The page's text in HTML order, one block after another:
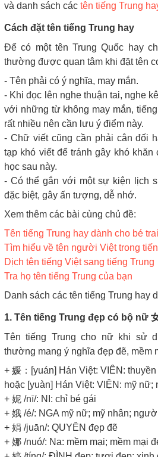
và danh sách các tên tiếng Trung
Cách đặt tên tiếng Trung hay
Để có một tên Trung Quốc hay
thường được quan tâm khi đặt tên
- Tên phải có ý nghĩa, may mắn.
- Khi đọc lên nghe thuận tai, nghe
với những từ không may mắn,
rất nhiều nên cần lưu ý điểm này.
- Chữ viết cũng cần phải cân đối
tạp khó viết để tránh gây khó
học sau này.
- Có thể gắn với một sự kiện lịch
đặc biệt, gây ấn tượng, dễ nhớ.
Xem thêm các bài cùng chủ đề:
Tên tiếng Trung hay dành cho bé trai
Tìm hiểu về tên người Việt trong
Dịch tên tiếng Việt sang tiếng Trung
Tra họ tên tiếng Trung của bạn
Danh sách các tên tiếng Trung hay
1. Tên tiếng Trung đẹp có bộ nữ
Tên tiếng Trung cho nữ khi sử
thường mang ý nghĩa đẹp đẽ, mềm
+ 媛：[yuán] Hán Việt: VIÊN:
hoặc [yuàn] Hán Việt: VIỆN: mỹ
+ 妮 /nī/: NI: chỉ bé gái
+ 娥 /é/: NGA mỹ nữ; mỹ nhân;
+ 娟 /juān/: QUYÊN đẹp đẽ
+ 娜 /nuó/: Na: mềm mại; mềm mại